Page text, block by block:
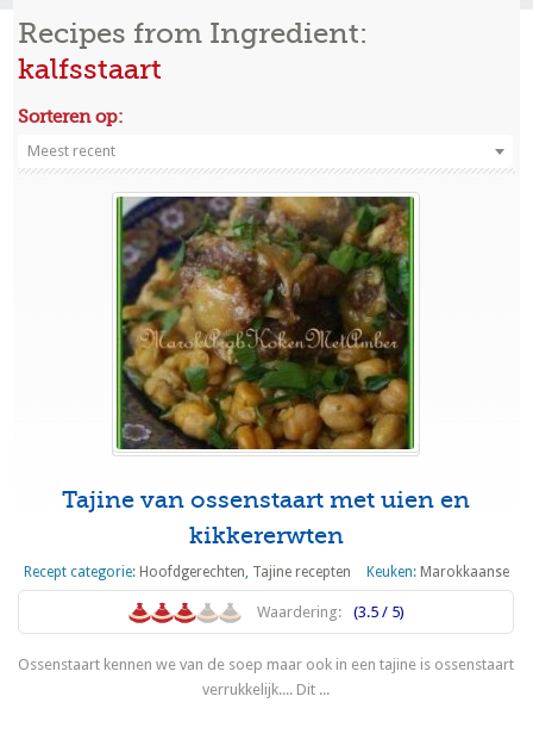
Recipes from Ingredient:
kalfsstaart
Sorteren op:
Meest recent
Tajine van ossenstaart met uien en
kikkererwten
Recept categorie: Hoofdgerechten, Tajine recepten Keuken: Marokkaanse
Waardering: (3.5 / 5)
Ossenstaart kennen we van de soep maar ook in een tajine is ossenstaart
verrukkelijk.... Dit ...